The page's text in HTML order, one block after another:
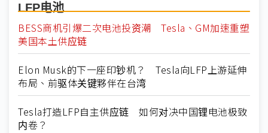
LFP电池
BESS商机引爆二次电池投资潮 Tesla、GM加速重塑
美国本土供应链
Elon Musk的下一座印钞机？ Tesla向LFP上游延伸
布局、前驱体关键夥伴在台湾
Tesla打造LFP自主供应链 如何对决中国锂电池极致
内卷？